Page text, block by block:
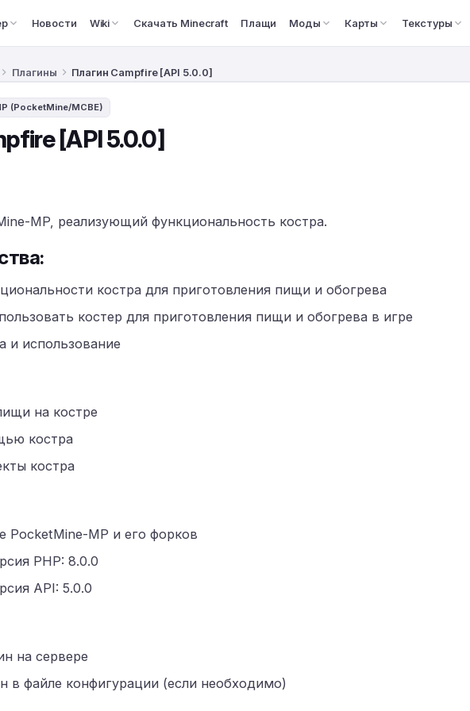
Новости Wiki Скачать Minecraft Плащи Моды Карты Текстуры
Плагины Плагин Campfire [API 5.0.0]
(PocketMine/MCBE)
[API 5.0.0]
MP, реализующий функциональность костра.
костра для приготовления пищи и обогрева
костер для приготовления пищи и обогрева в игре
и использование
на костре
костра
костра
PocketMine-MP и его форков
PHP: 8.0.0
API: 5.0.0
на сервере
в файле конфигурации (если необходимо)